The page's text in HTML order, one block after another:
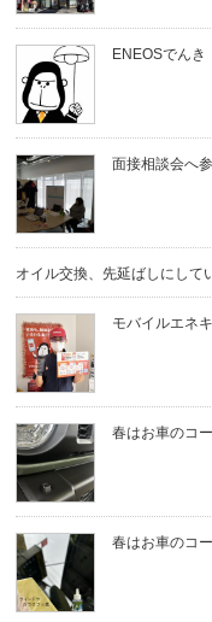
ENEOSでん
面接相談会へ
オイル交換、先延ばしにして
モバイルエネ
春はお車のコ
春はお車のコ